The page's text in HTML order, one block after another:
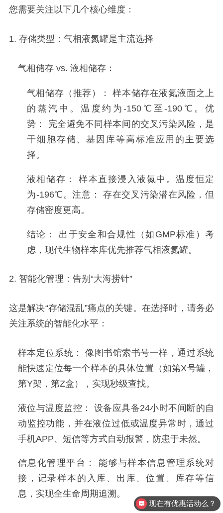
您需要关注以下几个核心维度：
1. 存储类型：气相液氮罐是主流选择
气相储存 vs. 液相储存：
气相储存（推荐）： 样本储存在液氮液面之上
的蒸汽中。温度约为-150℃至-190℃。优
势： 完全避免不同样本间的交叉污染风险，是
干细胞存储、基因库等高标准应用的主要选
择。
液相储存： 样本直接浸入液氮中。温度恒定
为-196℃。注意： 存在交叉污染潜在风险，但
存储密度更高。
结论： 出于安全和合规性（如GMP标准）考
虑，现代生物样本库优先推荐气相液氮罐。
2. 智能化管理：告别“大海捞针”
这是解决“存储混乱”痛点的关键。在选择时，请务必
关注系统的智能化水平：
样本定位系统： 像图书馆索书号一样，通过系统
能快速定位每一个样本的具体位置（如第X号罐，
第Y架，第Z盒），实现秒级查找。
液位与温度监控： 设备应具备24小时不间断的自
动监控功能，并在液位过低或温度异常时，通过
手机APP、短信等方式自动报警，防患于未然。
信息化管理平台： 能够与样本信息管理系统对
接，记录样本的入库、出库、位置、库存等信
息，实现全生命周期追溯。
现在有优惠活动么？